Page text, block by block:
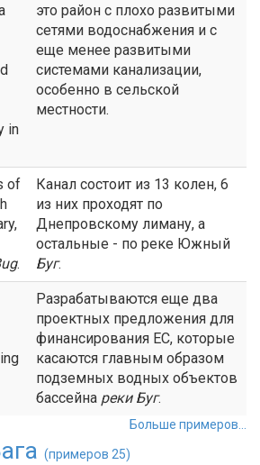
in
это район с плохо развитыми
сетями водоснабжения и с
еще менее развитыми
системами канализации,
особенно в сельской
местности.
of
.
Канал состоит из 13 колен, 6
из них проходят по
Днепровскому лиману, а
остальные - по реке Южный
Буг.
Разрабатываются еще два
проектных предложения для
финансирования ЕС, которые
касаются главным образом
подземных водных объектов
бассейна реки Буг.
Больше примеров...
(примеров 25)